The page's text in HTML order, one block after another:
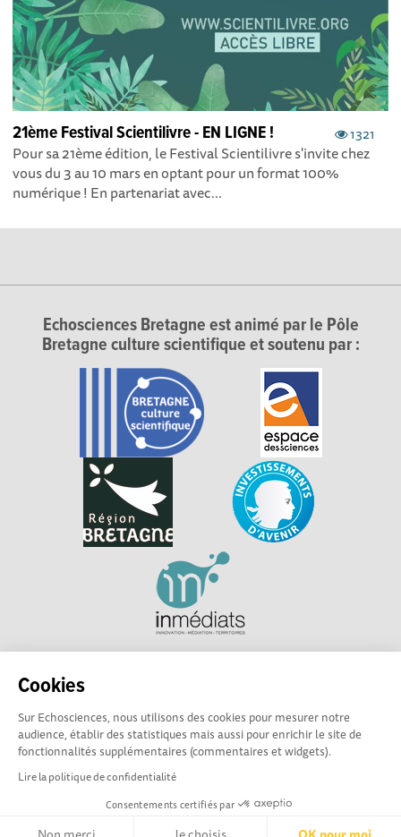
Cookies
Sur Echosciences, nous utilisons des cookies pour mesurer notre
audience, établir des statistiques mais aussi pour enrichir le site de
fonctionnalités supplémentaires (commentaires et widgets).
Lire la politique de confidentialité
Consentements certifiés par
1321
21ème Festival Scientilivre - EN LIGNE !
Pour sa 21ème édition, le Festival Scientilivre s'invite chez
vous du 3 au 10 mars en optant pour un format 100%
numérique ! En partenariat avec...
Echosciences Bretagne est animé par le Pôle
Bretagne culture scientifique et soutenu par :
Explorer, s’exprimer, rentrer en contact : Echosciences
Bretagne est le réseau social des amateurs et passionnés de
sciences et de technologies en Bretagne.
Les contenus sont sous Licence Creative Commons Attribution - Pas d'Utilisation
Commerciale - Partage à l'Identique
Mentions légales|Politique de confidentialité
Ligne éditoriale